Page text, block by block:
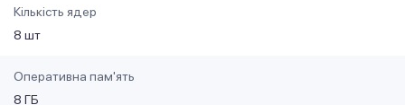
Кількість ядер
8 шт
Оперативна пам'ять
8 ГБ